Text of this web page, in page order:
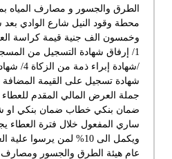
وخمسون الف جنية قيمة كراسة
جملة العرض المالي المقدم
ضمان بنكي خطاب ضمان بنكي او
ساري المفعول خلال فترة العطاء
ويكمل الى 10% لمن يرسوا